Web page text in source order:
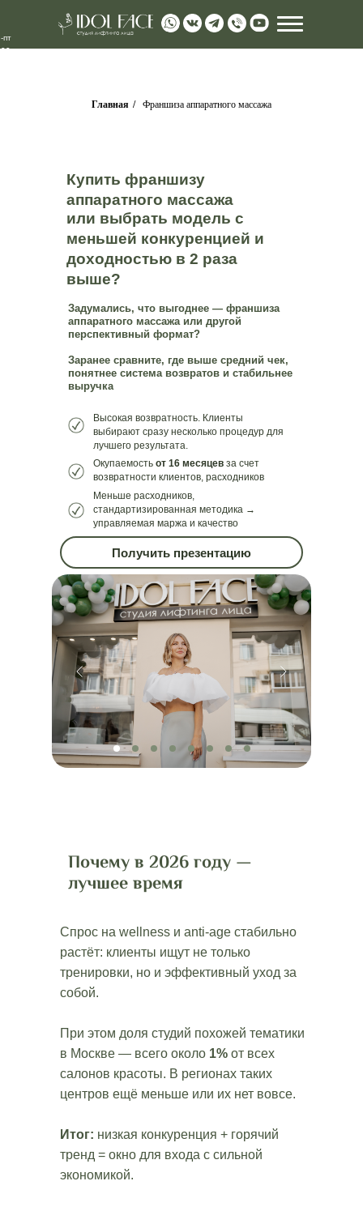
пт
-
Главная / Франшиза аппаратного массажа
Купить франшизу
аппаратного массажа
или выбрать модель с
меньшей конкуренцией и
доходностью в 2 раза
выше?
Задумались, что выгоднее — франшиза
аппаратного массажа или другой
перспективный формат?
Заранее сравните, где выше средний чек,
понятнее система возвратов и стабильнее
выручка
Получить презентацию
Меньше расходников,
стандартизированная методика →
управляемая маржа и качество
Высокая возвратность. Клиенты
выбирают сразу несколько процедур для
лучшего результата.
Окупаемость от 16 месяцев за счет
возвратности клиентов, расходников
Почему в 2026 году —
лучшее время
Спрос на wellness и anti-age стабильно
растёт: клиенты ищут не только
тренировки, но и эффективный уход за
собой.
При этом доля студий похожей тематики
в Москве — всего около 1% от всех
салонов красоты. В регионах таких
центров ещё меньше или их нет вовсе.
Итог: низкая конкуренция + горячий
тренд = окно для входа с сильной
экономикой.